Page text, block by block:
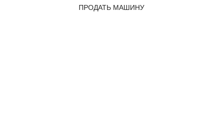
ПРОДАТЬ МАШИНУ